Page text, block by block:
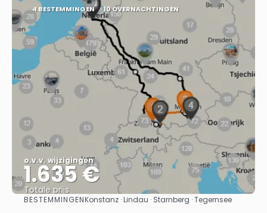
4 BESTEMMINGEN 10 OVERNACHTINGEN
o.v.v. wijzigingen
1.635 €
Totale prijs
Bekijk
BESTEMMINGENKonstanz · Lindau · Starnberg · Tegernsee